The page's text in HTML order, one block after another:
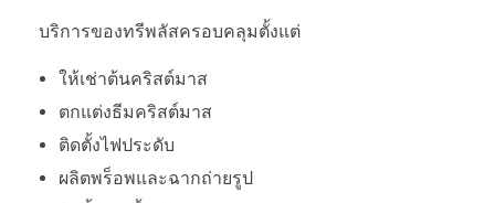
บริการของทรีพลัสครอบคลุมตั้งแต่
ให้เช่าต้นคริสต์มาส
ตกแต่งธีมคริสต์มาส
ติดตั้งไฟประดับ
ผลิตพร็อพและฉากถ่ายรูป